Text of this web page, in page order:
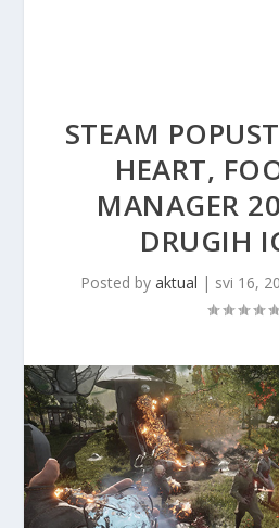
STEAM
HEART,
MANAGER
DRUGIH
Posted by aktual | svi 16,